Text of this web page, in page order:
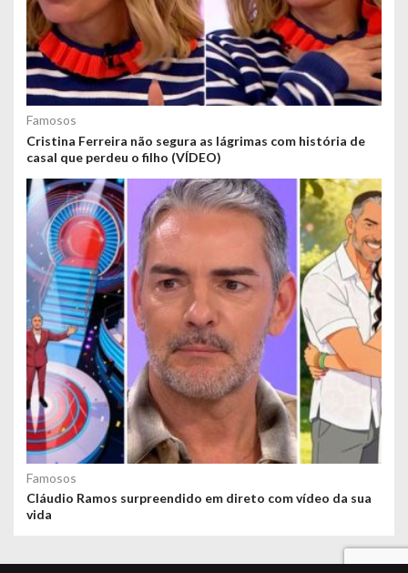
Famosos
Cristina Ferreira não segura as lágrimas com história de
casal que perdeu o filho (VÍDEO)
Famosos
Cláudio Ramos surpreendido em direto com vídeo da sua
vida